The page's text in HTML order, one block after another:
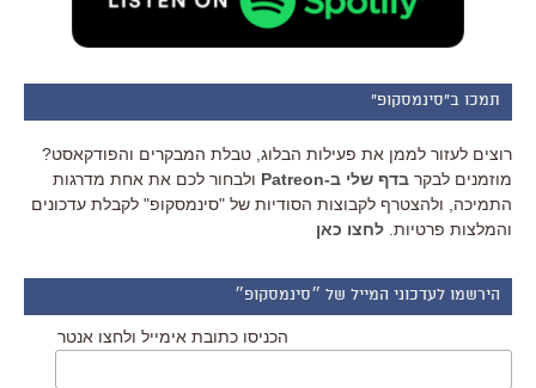
תמכו ב"סינמסקופ"
רוצים לעזור לממן את פעילות הבלוג, טבלת המבקרים והפודקאסט?
מוזמנים לבקר בדף שלי ב-Patreon
ולבחור לכם את אחת מדרגות
התמיכה, ולהצטרף לקבוצות הסודיות של "סינמסקופ" לקבלת עדכונים
והמלצות פרטיות. לחצו כאן
הירשמו לעדכוני המייל של ״סינמסקופ״
הכניסו כתובת אימייל ולחצו אנטר